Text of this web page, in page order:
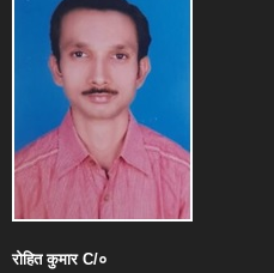
रोहित कुमारC/०